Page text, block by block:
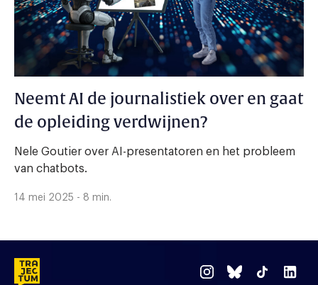
Neemt AI de journalistiek over en gaat
de opleiding verdwijnen?
Nele Goutier over AI-presentatoren en het probleem
van chatbots.
14 mei 2025 - 8 min.